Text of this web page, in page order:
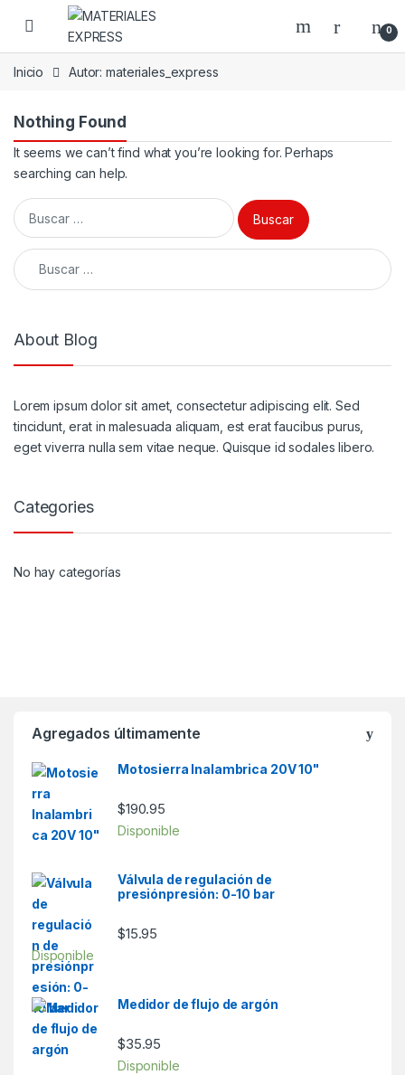
Skip to navigation
Skip to content
0
Inicio Autor: materiales_express
Nothing Found
It seems we can’t find what you’re looking for. Perhaps
searching can help.
Buscar:
Buscar:
About Blog
Lorem ipsum dolor sit amet, consectetur adipiscing elit. Sed
tincidunt, erat in malesuada aliquam, est erat faucibus purus,
eget viverra nulla sem vitae neque. Quisque id sodales libero.
Categories
No hay categorías
Agregados últimamente
Motosierra Inalambrica 20V 10"
$190.95
Disponible
Válvula de regulación de
presiónpresión: 0-10 bar
$15.95
Disponible
Medidor de flujo de argón
$35.95
Disponible